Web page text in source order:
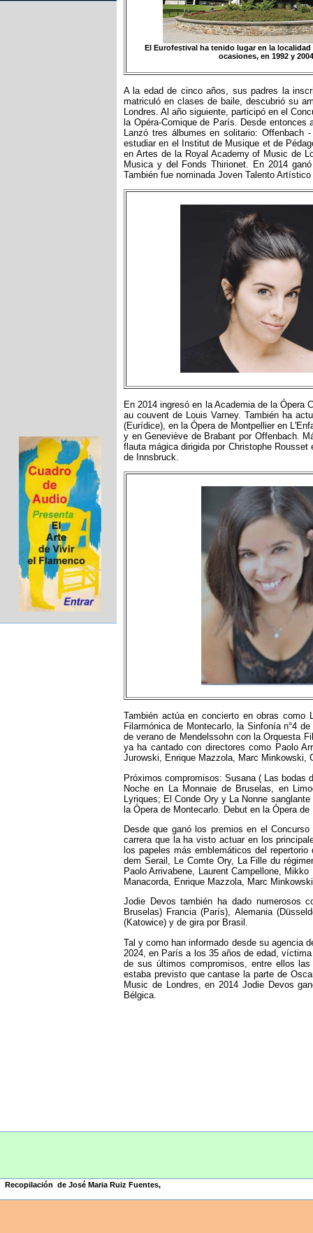
El Eurofestival ha tenido lugar en la
ocasiones, en 1992 y
A la edad de cinco años, sus padres la
matriculó en clases de baile, descubrió su
Londres. Al año siguiente, participó en el
la Opéra-Comique de París. Desde
Lanzó tres álbumes en solitario: Offenbach
estudiar en el Institut de Musique et de
en Artes de la Royal Academy of Music de
Musica y del Fonds Thirionet. En 2014
También fue nominada Joven Talento
En 2014 ingresó en la Academia de la Ópera
au couvent de Louis Varney. También ha
(Eurídice), en la Ópera de Montpellier en
y en Geneviève de Brabant por Offenbach.
flauta mágica dirigida por Christophe
de Innsbruck.
También actúa en concierto en obras
Filarmónica de Montecarlo, la Sinfonía n°4
de verano de Mendelssohn con la Orquesta
ya ha cantado con directores como Paolo
Jurowski, Enrique Mazzola, Marc Minkowski,
Próximos compromisos: Susana ( Las bodas
Noche en La Monnaie de Bruselas, en
Lyriques; El Conde Ory y La Nonne
la Ópera de Montecarlo. Debut en la Ópera de
Desde que ganó los premios en el
carrera que la ha visto actuar en los
los papeles más emblemáticos del
dem Serail, Le Comte Ory, La Fille du
Paolo Arrivabene, Laurent Campellone,
Manacorda, Enrique Mazzola, Marc
Jodie Devos también ha dado numerosos
Bruselas) Francia (París), Alemania
(Katowice) y de gira por Brasil.
Tal y como han informado desde su agencia
2024, en París a los 35 años de edad,
de sus últimos compromisos, entre ellos
estaba previsto que cantase la parte de
Music de Londres, en 2014 Jodie Devos
Bélgica.
Recopilación de José Maria Ruiz Fuentes,